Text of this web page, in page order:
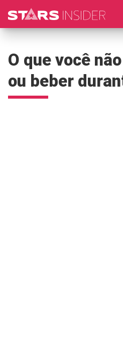
O que você
ou beber